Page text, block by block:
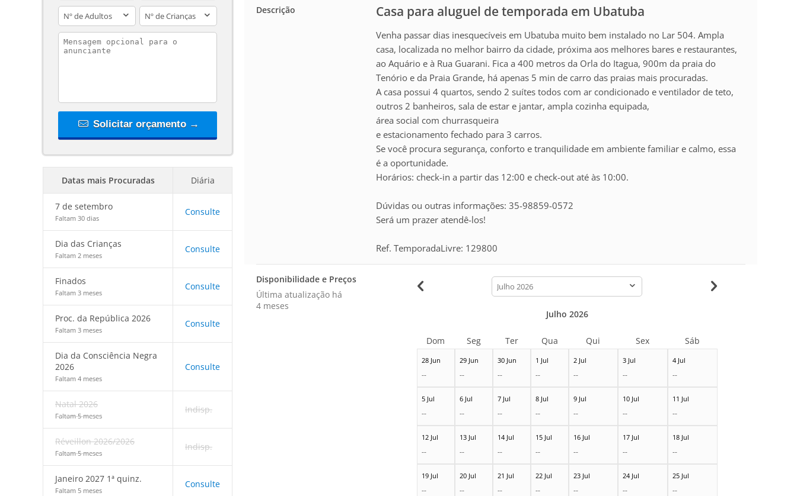
adults children
contact_message
Solicitar orçamento →
Datas mais Procuradas Diária
7 de setembro
Faltam 30 dias
Consulte
Dia das Crianças
Faltam 2 meses
Consulte
Finados
Faltam 3 meses
Consulte
Proc. da República 2026
Faltam 3 meses
Consulte
Dia da Consciência Negra
2026
Faltam 4 meses
Consulte
Natal 2026
Faltam 5 meses
Indisp.
Réveillon 2026/2026
Faltam 5 meses
Indisp.
Janeiro 2027 1ª quinz.
Faltam 5 meses
Consulte
Casa para aluguel de temporada em Ubatuba
Descrição
Venha passar dias inesquecíveis em Ubatuba muito bem instalado no Lar 504. Ampla
casa, localizada no melhor bairro da cidade, próxima aos melhores bares e restaurantes,
ao Aquário e à Rua Guarani. Fica a 400 metros da Orla do Itagua, 900m da praia do
Tenório e da Praia Grande, há apenas 5 min de carro das praias mais procuradas.
A casa possui 4 quartos, sendo 2 suítes todos com ar condicionado e ventilador de teto,
outros 2 banheiros, sala de estar e jantar, ampla cozinha equipada,
área social com churrasqueira
e estacionamento fechado para 3 carros.
Se você procura segurança, conforto e tranquilidade em ambiente familiar e calmo, essa
é a oportunidade.
Horários: check-in a partir das 12:00 e check-out até às 10:00.
Dúvidas ou outras informações: 35-98859-0572
Será um prazer atendê-los!
Ref. TemporadaLivre: 129800
Disponibilidade e Preços
Última atualização há
4 meses
calendar-
month
28 Jun
--
29 Jun
--
30 Jun
--
1 Jul
--
2 Jul
--
3 Jul
--
4 Jul
--
5 Jul
--
6 Jul
--
7 Jul
--
8 Jul
--
9 Jul
--
10 Jul
--
11 Jul
--
12 Jul
--
13 Jul
--
14 Jul
--
15 Jul
--
16 Jul
--
17 Jul
--
18 Jul
--
19 Jul
--
20 Jul
--
21 Jul
--
22 Jul
--
23 Jul
--
24 Jul
--
25 Jul
--
Julho 2026
Dom Seg Ter Qua Qui Sex Sáb